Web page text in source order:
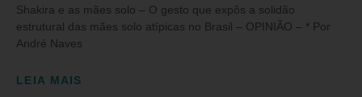
Shakira e as mães solo – O gesto que expôs a solidão
estrutural das mães solo atípicas no Brasil – OPINIÃO – * Por
André Naves
LEIA MAIS